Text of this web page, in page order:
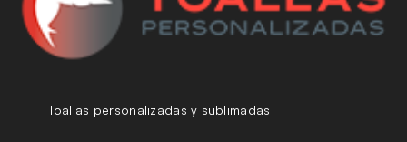
Toallas personalizadas y sublimadas